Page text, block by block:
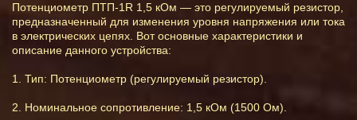
Потенциометр ПТП-1R 1,5 кОм — это регулируемый резистор,
предназначенный для изменения уровня напряжения или тока
в электрических цепях. Вот основные характеристики и
описание данного устройства:
1. Тип: Потенциометр (регулируемый резистор).
2. Номинальное сопротивление: 1,5 кОм (1500 Ом).